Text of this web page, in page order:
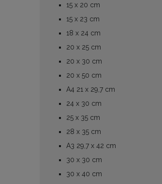
15 x 20 cm
15 x 23 cm
18 x 24 cm
20 x 25 cm
20 x 30 cm
20 x 50 cm
A4 21 x 29,7 cm
24 x 30 cm
25 x 35 cm
28 x 35 cm
A3 29,7 x 42 cm
30 x 30 cm
30 x 40 cm